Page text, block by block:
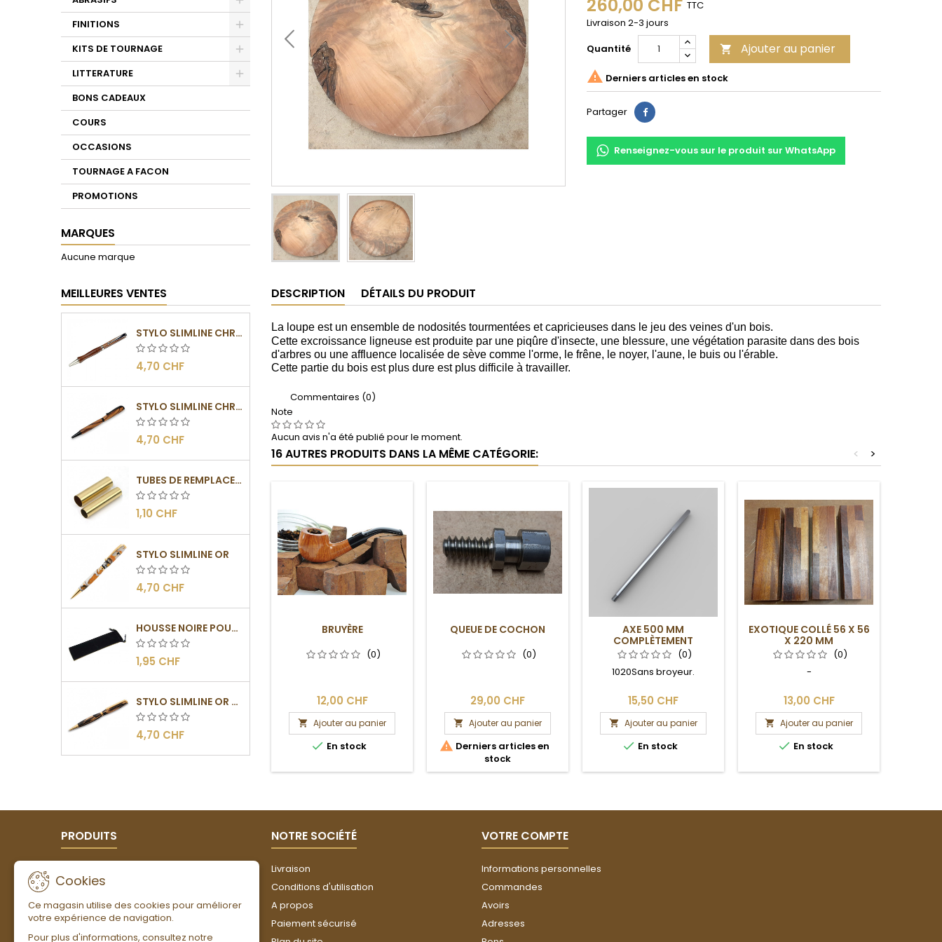
FINITIONS
Toggle
KITS DE TOURNAGE
Toggle
LITTERATURE
BONS CADEAUX
COURS
OCCASIONS
TOURNAGE A FACON
PROMOTIONS
MARQUES
Aucune marque
MEILLEURES VENTES
STYLO SLIMLINE CHROMÉ
4,70 CHF
STYLO SLIMLINE CHROMÉ NOIR
4,70 CHF
TUBES DE REMPLACEMENT POUR MÉCANISME SLIMLINE
1,10 CHF
STYLO SLIMLINE OR
4,70 CHF
HOUSSE NOIRE POUR STYLO
1,95 CHF
STYLO SLIMLINE OR - BARRETTE PLATE
4,70 CHF
260,00 CHF TTC
Livraison 2-3 jours
Quantité
 Ajouter au panier
 Derniers articles en stock
Partager Partager
Renseignez-vous sur le produit sur WhatsApp
DESCRIPTION DÉTAILS DU PRODUIT
La loupe est un ensemble de nodosités tourmentées et capricieuses dans le jeu des veines d'un bois.
Cette excroissance ligneuse est produite par une piqûre d'insecte, une blessure, une végétation parasite dans des bois
d'arbres ou une affluence localisée de sève comme l'orme, le frêne, le noyer, l'aune, le buis ou l'érable.
Cette partie du bois est plus dure est plus difficile à travailler.
Commentaires (0)
Note
Aucun avis n'a été publié pour le moment.
16 AUTRES PRODUITS DANS LA MÊME CATÉGORIE: >
<
BRUYÈRE
(0)
12,00 CHF
 Ajouter au panier
 En stock
QUEUE DE COCHON
(0)
29,00 CHF
 Ajouter au panier
 Derniers articles en
stock
AXE 500 MM
COMPLÈTEMENT
ENCASTRABLE POUR
MOULIN À POIVRE
(0)
1020Sans broyeur.
15,50 CHF
 Ajouter au panier
 En stock
EXOTIQUE COLLÉ 56 X 56
X 220 MM
(0)
-
13,00 CHF
 Ajouter au panier
 En stock
PRODUITS
Nouveaux produits
Meilleures ventes
NOTRE SOCIÉTÉ
Livraison
Conditions d'utilisation
A propos
Paiement sécurisé
VOTRE COMPTE
Informations personnelles
Commandes
Avoirs
Adresses
Cookies
Ce magasin utilise des cookies pour améliorer
votre expérience de navigation.
Pour plus d'informations, consultez notre